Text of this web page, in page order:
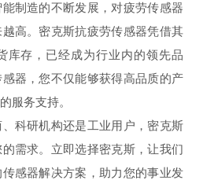
造的不断发展，对疲劳传感器
高。密克斯抗疲劳传感器凭借其
库存，已经成为行业内的领先品
器，您不仅能够获得高品质的产
服务支持。
研机构还是工业用户，密克斯
需求。立即选择密克斯，让我们
感器解决方案，助力您的事业发